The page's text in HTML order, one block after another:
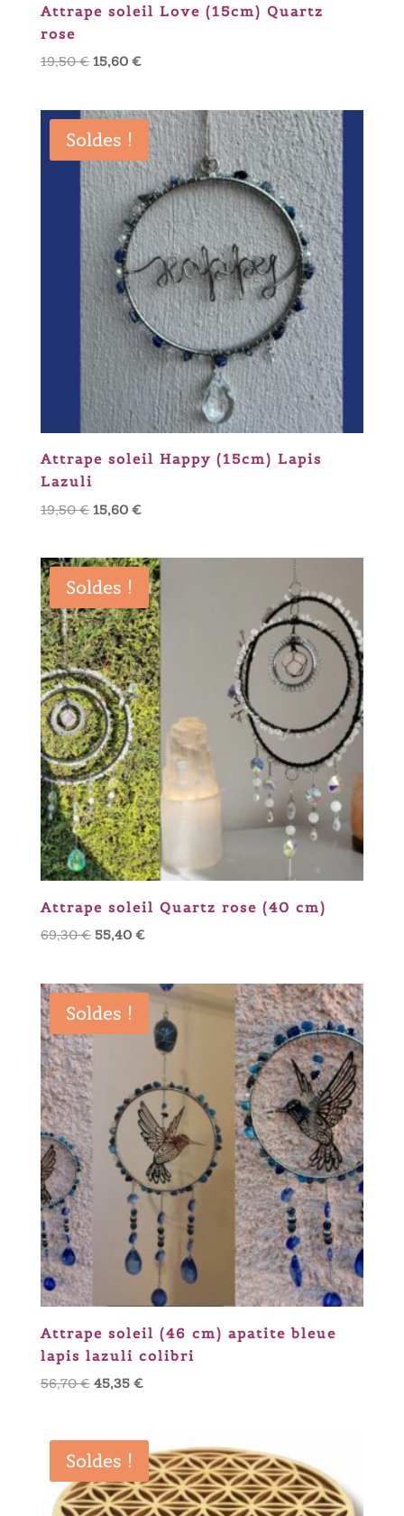
Attrape soleil Love (15cm) Quartz
rose
19,50€ Le
était :
19,50 €.
15,60 €Le
est :
15,60 €.
Soldes !
Attrape soleil Happy (15cm) Lapis
Lazuli
19,50€ Le
était :
19,50 €.
15,60 €Le
est :
15,60 €.
Soldes !
Attrape soleil Quartz rose (40 cm)
69,30€ Le
était :
69,30 €.
55,40 €Le
est :
55,40 €.
Soldes !
Attrape soleil (46 cm) apatite bleue
lapis lazuli colibri
56,70€ Le
était :
56,70 €.
45,35 €Le
est :
45,35 €.
Soldes !